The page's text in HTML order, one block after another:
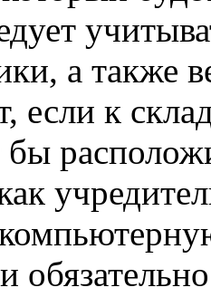
а
если к